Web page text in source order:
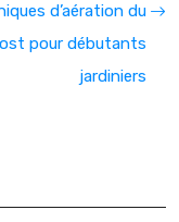
d’aération du
pour débutants
jardiniers